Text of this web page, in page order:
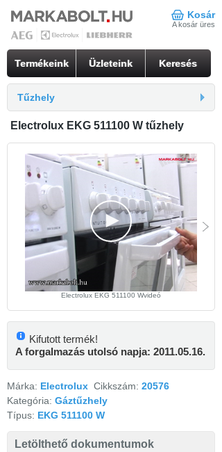
Kosár
A kosár üres
Termékeink Üzleteink Keresés
Tűzhely
Electrolux EKG 511100 W tűzhely
Electrolux EKG 511100 Wvideó
Kifutott termék!
A forgalmazás utolsó napja: 2011.05.16.
Márka: Electrolux Cikkszám: 20576
Kategória: Gáztűzhely
Típus: EKG 511100 W
Letölthető dokumentumok